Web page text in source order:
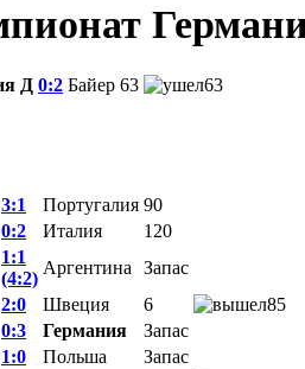
Д 0:2 Байер 63 63
3:1 Португалия 90
0:2 Италия
120
1:1
(4:2)
Аргентина
Запас
2:0 Швеция 6
85
0:3 Германия
Запас
1:0 Польша
Запас